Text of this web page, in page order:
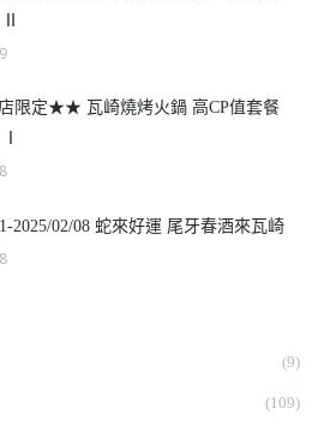
限定★★ 瓦崎燒烤火鍋 高CP值套餐
2025/02/08 蛇來好運 尾牙春酒來瓦崎
(9)
(109)